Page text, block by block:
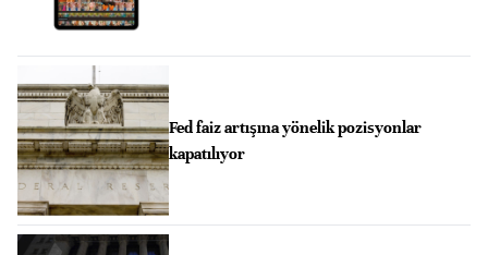
Fed faiz artışına yönelik pozisyonlar
kapatılıyor